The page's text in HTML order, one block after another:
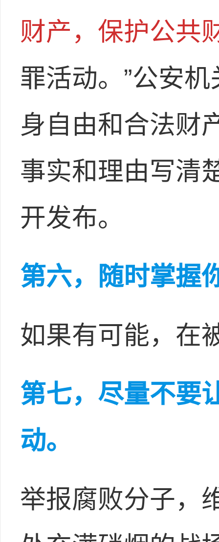
财产，保护公共
罪活动。”公安
身自由和合法财
事实和理由写清
开发布。
第六，随时掌握
如果有可能，在
第七，尽量不要
动。
举报腐败分子，